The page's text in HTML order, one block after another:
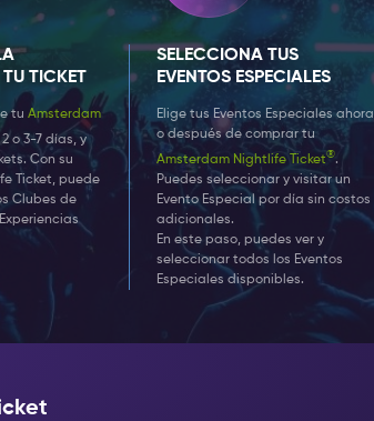
TICKET
tu Amsterdam
2 o 3-7 días, y
Con su
Ticket, puede
Clubes de
SELECCIONA TUS
EVENTOS ESPECIALES
Elige tus Eventos Especiales ahora
o después de comprar tu
Amsterdam Nightlife Ticket®.
Puedes seleccionar y visitar un
Evento Especial por día sin costos
adicionales.
En este paso, puedes ver y
seleccionar todos los Eventos
Especiales disponibles.